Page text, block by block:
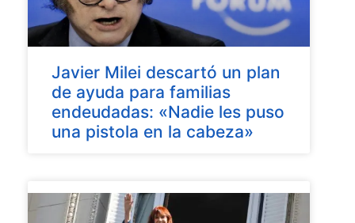
Javier Milei descartó un plan
de ayuda para familias
endeudadas: «Nadie les puso
una pistola en la cabeza»